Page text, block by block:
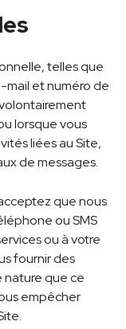
telles que
mail et numéro de
lorsque vous
liées au Site,
de messages.
que nous
ou SMS
ou à votre
fournir des
que ce
empêcher